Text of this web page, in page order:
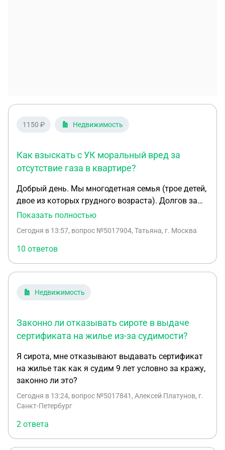
1150 ₽ Недвижимость
Как взыскать с УК моральный вред за
отсутствие газа в квартире?
Добрый день. Мы многодетная семья (трое детей,
двое из которых грудного возраста). Долгов за
ЖКХ и перед УК не имеем. 19 мая производился
этаже. При ремонте была обнаружена утечка газа
между этажами. Мособлгаз отключил данный
стояк, оставив четыре квартиры без газа. УК в
чате с жителями написала, что стояк отключён из-
я с семьёй 11 дней была лишена газоснабжения, а
меня обострилась крапивница, у старшего сына —
острый фарингит. Я была вынуждена купить
возместил. Также я писала заявление в УК с
просьбой сделать перерасчёт, но его не сделали.
За эти 11 дней также были задеты моя честь и
достоинство как учителя. Хочу в судебном
порядке взыскать с УК моральный ущерб: - за
причинение вреда здоровью; - за нарушение моих
прав как потребителя коммунальных услуг
Показать полностью
Сегодня в 13:57, вопрос №5017904, Татьяна, г. Москва
10 ответов
Недвижимость
Законно ли отказывать сироте в выдаче
сертификата на жилье из-за судимости?
Я сирота, мне отказывают выдавать сертификат
на жилье так как я судим 9 лет условно за кражу,
законно ли это?
Сегодня в 13:24, вопрос №5017841, Алексей Платунов, г.
Санкт-Петербург
2 ответа